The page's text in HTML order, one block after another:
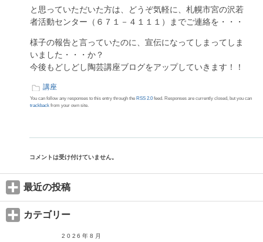
と思っていただいた方は、どうぞ気軽に、札幌市宮の沢若
者活動センター（６７１－４１１１）までご連絡を・・・
様子の報告と言っていたのに、宣伝になってしまってしま
いました・・・か？
今後もどしどし陶芸講座ブログをアップしていきます！！
講座
You can follow any responses to this entry through the RSS 2.0 feed. Responses are currently closed, but you can
trackback from your own site.
コメントは受け付けていません。
最近の投稿
カテゴリー
2026年8月